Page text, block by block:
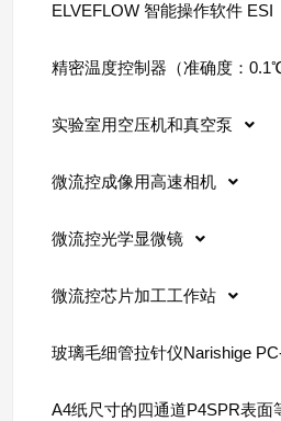
ELVEFLOW 智能操作软件 ESI
精密温度控制器（准确度：0.1℃
实验室用空压机和真空泵
微流控成像用高速相机
微流控光学显微镜
微流控芯片加工工作站
玻璃毛细管拉针仪Narishige
A4纸尺寸的四通道P4SPR表面